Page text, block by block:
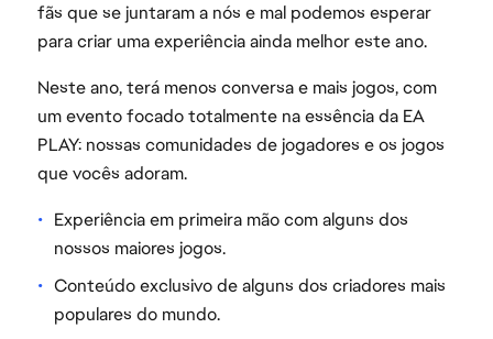
fãs que se juntaram a nós e mal podemos esperar
para criar uma experiência ainda melhor este ano.
Neste ano, terá menos conversa e mais jogos, com
um evento focado totalmente na essência da EA
PLAY: nossas comunidades de jogadores e os jogos
que vocês adoram.
Experiência em primeira mão com alguns dos
nossos maiores jogos.
Conteúdo exclusivo de alguns dos criadores mais
populares do mundo.